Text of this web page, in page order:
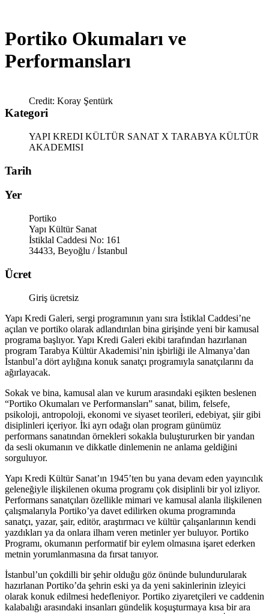
Portiko Okumaları ve
Performansları
Credit: Koray Şentürk
Kategori
YAPI KREDI KÜLTÜR SANAT X TARABYA KÜLTÜR
AKADEMISI
Tarih
Yer
Portiko
Yapı Kültür Sanat
İstiklal Caddesi No: 161
34433, Beyoğlu / İstanbul
Ücret
Giriş ücretsiz
Yapı Kredi Galeri, sergi programının yanı sıra İstiklal Caddesi’ne
açılan ve portiko olarak adlandırılan bina girişinde yeni bir kamusal
programa başlıyor. Yapı Kredi Galeri ekibi tarafından hazırlanan
program Tarabya Kültür Akademisi’nin işbirliği ile Almanya’dan
İstanbul’a dört aylığına konuk sanatçı programıyla sanatçılarını da
ağırlayacak.
Sokak ve bina, kamusal alan ve kurum arasındaki eşikten beslenen
“Portiko Okumaları ve Performansları” sanat, bilim, felsefe,
psikoloji, antropoloji, ekonomi ve siyaset teorileri, edebiyat, şiir gibi
disiplinleri içeriyor. İki ayrı odağı olan program günümüz
performans sanatından örnekleri sokakla buluştururken bir yandan
da sesli okumanın ve dikkatle dinlemenin ne anlama geldiğini
sorguluyor.
Yapı Kredi Kültür Sanat’ın 1945’ten bu yana devam eden yayıncılık
geleneğiyle ilişkilenen okuma programı çok disiplinli bir yol izliyor.
Performans sanatçıları özellikle mimari ve kamusal alanla ilişkilenen
çalışmalarıyla Portiko’ya davet edilirken okuma programında
sanatçı, yazar, şair, editör, araştırmacı ve kültür çalışanlarının kendi
yazdıkları ya da onlara ilham veren metinler yer buluyor. Portiko
Programı, okumanın performatif bir eylem olmasına işaret ederken
metnin yorumlanmasına da fırsat tanıyor.
İstanbul’un çokdilli bir şehir olduğu göz önünde bulundurularak
hazırlanan Portiko’da şehrin eski ya da yeni sakinlerinin izleyici
olarak konuk edilmesi hedefleniyor. Portiko ziyaretçileri ve caddenin
kalabalığı arasındaki insanları gündelik koşuşturmaya kısa bir ara